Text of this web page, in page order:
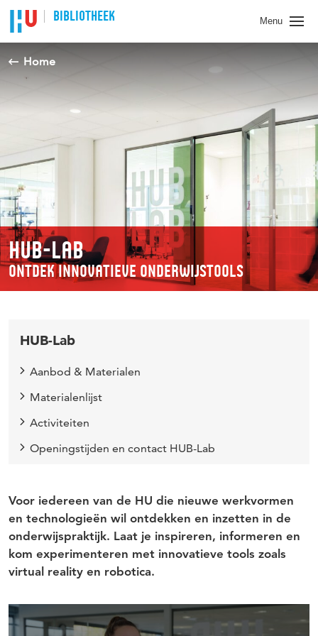
BIBLIOTHEEK Menu
Home
HUB-LAB
ONTDEK INNOVATIEVE ONDERWIJSTOOLS
HUB-Lab
Aanbod & Materialen
Materialenlijst
Activiteiten
Openingstijden en contact HUB-Lab
Voor iedereen van de HU die nieuwe werkvormen
en technologieën wil ontdekken en inzetten in de
onderwijspraktijk. Laat je inspireren, informeren en
kom experimenteren met innovatieve tools zoals
virtual reality en robotica.